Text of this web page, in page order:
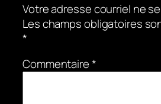
Votre adresse courriel ne
Les champs obligatoires
*
Commentaire*